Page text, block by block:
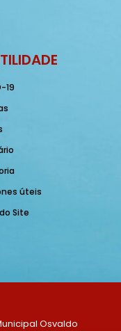
19
úteis
Site
Osvaldo